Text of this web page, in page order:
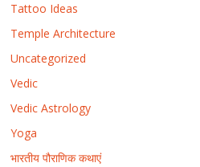
Tattoo Ideas
Temple Architecture
Uncategorized
Vedic
Vedic Astrology
Yoga
भारतीय पौराणिक कथाएं